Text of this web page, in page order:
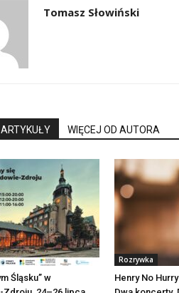
Tomasz Słowiński
WIĘCEJ OD AUTORA
Śląsku” w
Rozrywka
Henry No